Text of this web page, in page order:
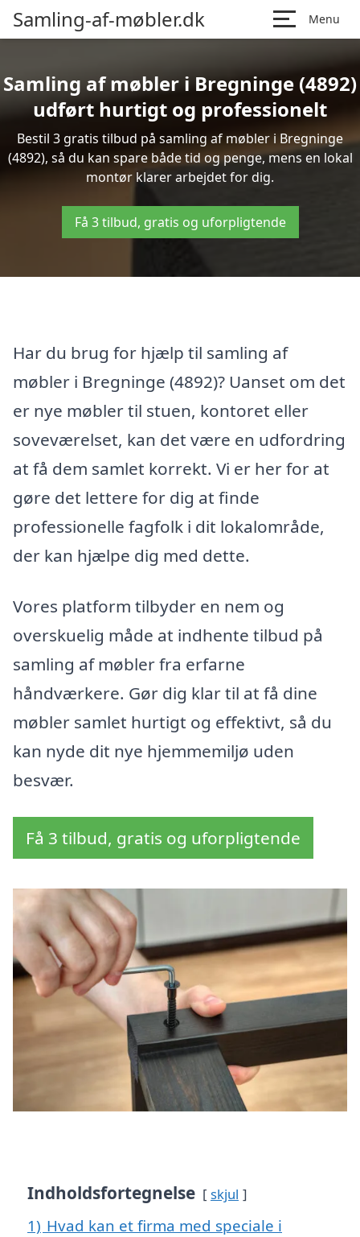
Samling-af-møbler.dk Menu
Samling af møbler i Bregninge (4892)
udført hurtigt og professionelt
Bestil 3 gratis tilbud på samling af møbler i Bregninge
(4892), så du kan spare både tid og penge, mens en lokal
montør klarer arbejdet for dig.
Få 3 tilbud, gratis og uforpligtende
Har du brug for hjælp til samling af
møbler i Bregninge (4892)? Uanset om det
er nye møbler til stuen, kontoret eller
soveværelset, kan det være en udfordring
at få dem samlet korrekt. Vi er her for at
gøre det lettere for dig at finde
professionelle fagfolk i dit lokalområde,
der kan hjælpe dig med dette.
Vores platform tilbyder en nem og
overskuelig måde at indhente tilbud på
samling af møbler fra erfarne
håndværkere. Gør dig klar til at få dine
møbler samlet hurtigt og effektivt, så du
kan nyde dit nye hjemmemiljø uden
besvær.
Få 3 tilbud, gratis og uforpligtende
Indholdsfortegnelse skjul
1) Hvad kan et firma med speciale i